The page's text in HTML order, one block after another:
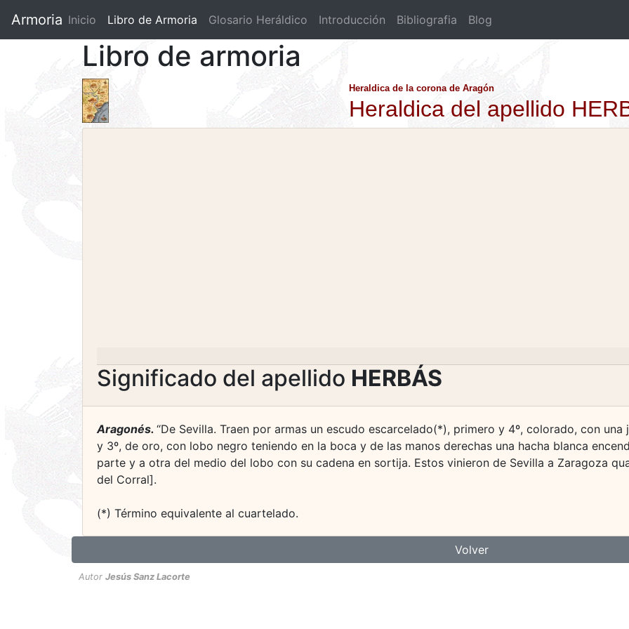
Armoria Inicio Libro de Armoria (current)
Glosario Heráldico Introducción Bibliografia Blog
Libro de armoria
Heraldica de la corona de Aragón
Heraldica del apellido
Significado del apellido HERBÁS
Aragonés. “De Sevilla. Traen por armas un escudo escarcelado(*), primero y 4º, colorado, con
y 3º, de oro, con lobo negro teniendo en la boca y de las manos derechas una hacha blanca
parte y a otra del medio del lobo con su cadena en sortija. Estos vinieron de Sevilla a Zaragoza
del Corral].
(*) Término equivalente al cuartelado.
Volver
Autor Jesús Sanz Lacorte